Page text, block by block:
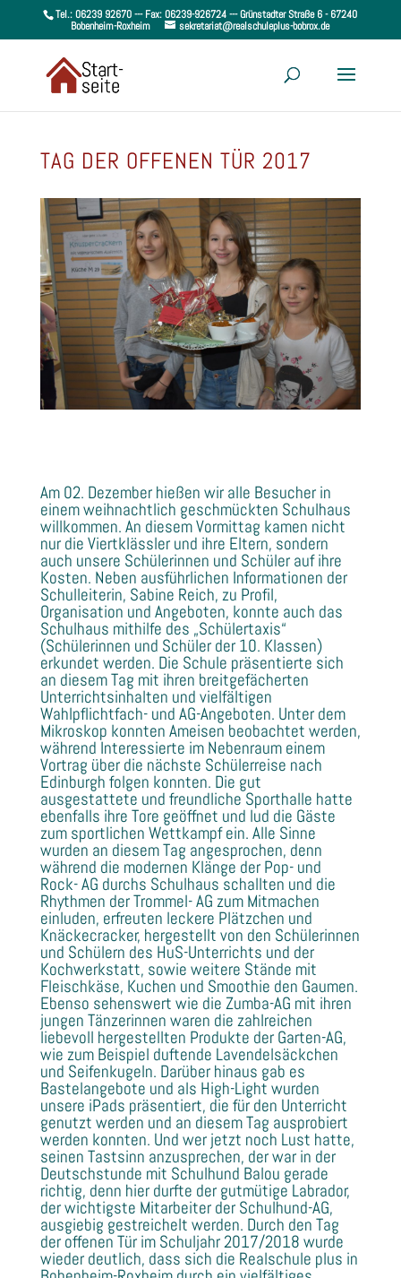
Tel.: 06239 92670 --- Fax: 06239-926724 --- Grünstadter Straße 6 - 67240
Bobenheim-Roxheim
sekretariat@realschuleplus-bobrox.de
TAG DER OFFENEN TÜR 2017
Am 02. Dezember hießen wir alle Besucher in
einem weihnachtlich geschmückten Schulhaus
willkommen. An diesem Vormittag kamen nicht
nur die Viertklässler und ihre Eltern, sondern
auch unsere Schülerinnen und Schüler auf ihre
Kosten. Neben ausführlichen Informationen der
Schulleiterin, Sabine Reich, zu Profil,
Organisation und Angeboten, konnte auch das
Schulhaus mithilfe des „Schülertaxis“
(Schülerinnen und Schüler der 10. Klassen)
erkundet werden. Die Schule präsentierte sich
an diesem Tag mit ihren breitgefächerten
Unterrichtsinhalten und vielfältigen
Wahlpflichtfach- und AG-Angeboten. Unter dem
Mikroskop konnten Ameisen beobachtet werden,
während Interessierte im Nebenraum einem
Vortrag über die nächste Schülerreise nach
Edinburgh folgen konnten. Die gut
ausgestattete und freundliche Sporthalle hatte
ebenfalls ihre Tore geöffnet und lud die Gäste
zum sportlichen Wettkampf ein. Alle Sinne
wurden an diesem Tag angesprochen, denn
während die modernen Klänge der Pop- und
Rock- AG durchs Schulhaus schallten und die
Rhythmen der Trommel- AG zum Mitmachen
einluden, erfreuten leckere Plätzchen und
Knäckecracker, hergestellt von den Schülerinnen
und Schülern des HuS-Unterrichts und der
Kochwerkstatt, sowie weitere Stände mit
Fleischkäse, Kuchen und Smoothie den Gaumen.
Ebenso sehenswert wie die Zumba-AG mit ihren
jungen Tänzerinnen waren die zahlreichen
liebevoll hergestellten Produkte der Garten-AG,
wie zum Beispiel duftende Lavendelsäckchen
und Seifenkugeln. Darüber hinaus gab es
Bastelangebote und als High-Light wurden
unsere iPads präsentiert, die für den Unterricht
genutzt werden und an diesem Tag ausprobiert
werden konnten. Und wer jetzt noch Lust hatte,
seinen Tastsinn anzusprechen, der war in der
Deutschstunde mit Schulhund Balou gerade
richtig, denn hier durfte der gutmütige Labrador,
der wichtigste Mitarbeiter der Schulhund-AG,
ausgiebig gestreichelt werden. Durch den Tag
der offenen Tür im Schuljahr 2017/2018 wurde
wieder deutlich, dass sich die Realschule plus in